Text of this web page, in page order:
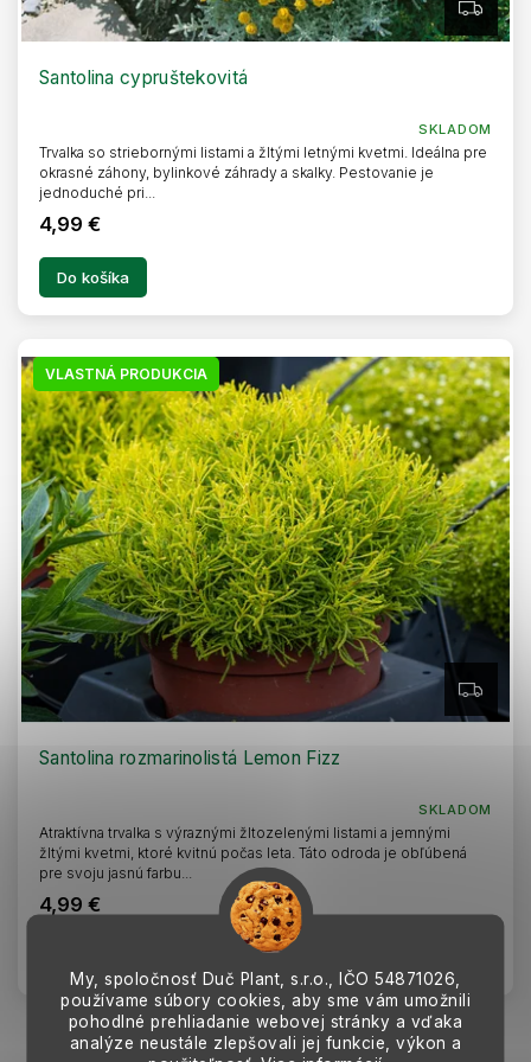
My, spoločnosť Duč Plant, s.r.o., IČO 54871026,
používame súbory cookies, aby sme vám umožnili
pohodlné prehliadanie webovej stránky a vďaka
analýze neustále zlepšovali jej funkcie, výkon a
Z
D
Santolina cypruštekovitá
SKLADOM
4,99 €
Do košíka
Trvalka so striebornými listami a žltými letnými kvetmi. Ideálna pre
okrasné záhony, bylinkové záhrady a skalky. Pestovanie je
jednoduché pri...
VLASTNÁ PRODUKCIA
Z
D
Santolina rozmarinolistá Lemon Fizz
SKLADOM
4,99 €
Atraktívna trvalka s výraznými žltozelenými listami a jemnými
žltými kvetmi, ktoré kvitnú počas leta. Táto odroda je obľúbená
pre svoju jasnú farbu...